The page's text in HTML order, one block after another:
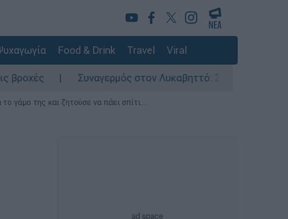
Food & Drink Travel Viral
στον Λυκαβηττό: Σορός σε προχωρημένη σήψη
γάμο της και ζητούσε να πάει σπίτι...